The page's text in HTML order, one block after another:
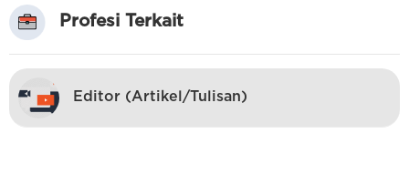
Profesi Terkait
Editor (Artikel/Tulisan)